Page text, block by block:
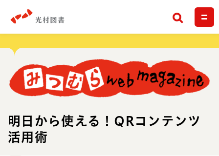
検索
明日から使える！QRコンテンツ
活用術